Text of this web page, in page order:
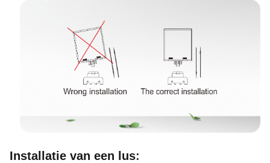
Installatie van een lus: